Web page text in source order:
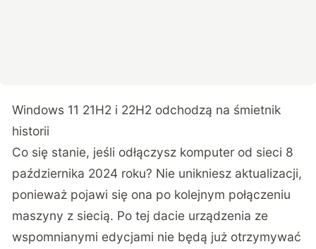
Windows 11 21H2 i 22H2 odchodzą na śmietnik
historii
Co się stanie, jeśli odłączysz komputer od sieci 8
października 2024 roku? Nie unikniesz aktualizacji,
ponieważ pojawi się ona po kolejnym połączeniu
maszyny z siecią. Po tej dacie urządzenia ze
wspomnianymi edycjami nie będą już otrzymywać